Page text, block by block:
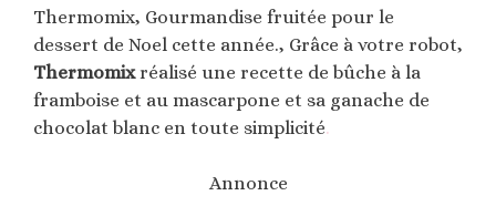
Thermomix, Gourmandise fruitée pour le
dessert de Noel cette année., Grâce à votre robot,
Thermomixréalisé une recette de bûche à la
framboise et au mascarpone et sa ganache de
chocolat blanc en toute simplicité.
Annonce